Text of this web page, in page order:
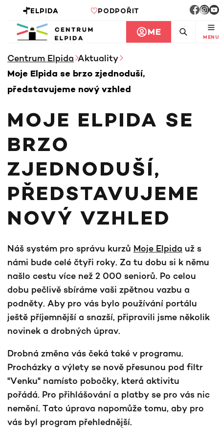
ELPIDA PODPOŘIT
ME MENU
Centrum Elpida Aktuality
Moje Elpida se brzo zjednoduší,
představujeme nový vzhled
MOJE ELPIDA SE
BRZO
ZJEDNODUŠÍ,
PŘEDSTAVUJEME
NOVÝ VZHLED
Náš systém pro správu kurzů Moje Elpida už s
námi bude celé čtyři roky. Za tu dobu si k němu
našlo cestu více než 2 000 seniorů. Po celou
dobu pečlivě sbíráme vaši zpětnou vazbu a
podněty. Aby pro vás bylo používání portálu
ještě příjemnější a snazší, připravili jsme několik
novinek a drobných úprav.
Drobná změna vás čeká také v programu.
Procházky a výlety se nově přesunou pod filtr
"Venku" namísto pobočky, která aktivitu
pořádá. Pro přihlášování a platby se pro vás nic
nemění. Tato úprava napomůže tomu, aby pro
vás byl program přehlednější.